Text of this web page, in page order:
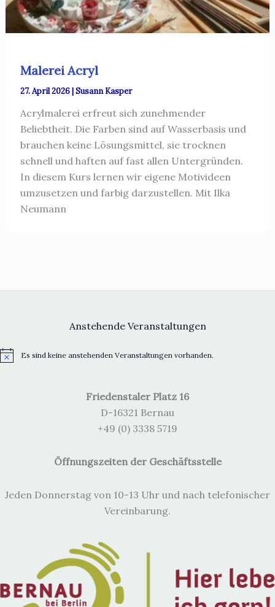
Malerei Acryl
27. April 2026|Susann Kasper
Acrylmalerei erfreut sich zunehmender
Beliebtheit. Die Farben sind auf Wasserbasis und
brauchen keine Lösungsmittel, sie trocknen
schnell und haften auf fast allen Untergründen.
In diesem Kurs lernen wir eigene Motivideen
umzusetzen und farbig darzustellen. Mit Ilka
Neumann
Anstehende Veranstaltungen
H
Es sind keine anstehenden Veranstaltungen vorhanden.
Friedenstaler Platz 16
D-16321 Bernau
+49 (0) 3338 5719
Öffnungszeiten der Geschäftsstelle
Jeden Donnerstag von 10-13 Uhr und nach telefonischer
Vereinbarung.